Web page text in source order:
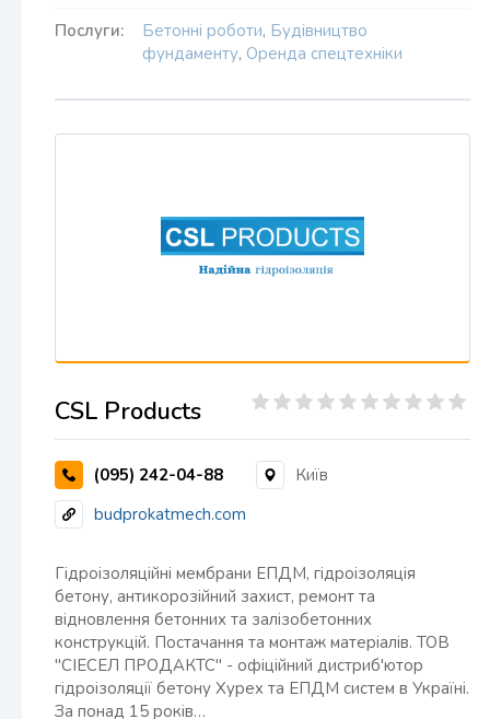
Послуги: Бетонні роботи, Будівництво
фундаменту, Оренда спецтехніки
CSL Products
(095) 242-04-88
Київ
budprokatmech.com
Гідроізоляційні мембрани ЕПДМ, гідроізоляція
бетону, антикорозійний захист, ремонт та
відновлення бетонних та залізобетонних
конструкцій. Постачання та монтаж матеріалів. ТОВ
"СІЕСЕЛ ПРОДАКТС" - офіційний дистриб'ютор
гідроізоляції бетону Xypex та ЕПДМ систем в Україні.
За понад 15 років…